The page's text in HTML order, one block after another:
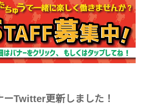
Twitter更新しました！